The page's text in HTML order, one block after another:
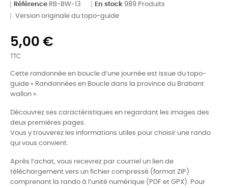
Référence RB-BW-13 En stock 989 Produits
Version originale du topo-guide
5,00 €
TTC
Cette randonnée en boucle d’une journée est issue du topo-
guide « Randonnées en Boucle dans la province du Brabant
wallon ».
Découvrez ses caractéristiques en regardant les images des
deux premières pages.
Vous y trouverez les informations utiles pour choisir une rando
qui vous convient.
Après l’achat, vous recevrez par courriel un lien de
téléchargement vers un fichier compressé (format ZIP)
comprenant la rando à l’unité numérique (PDF et GPX). Pour